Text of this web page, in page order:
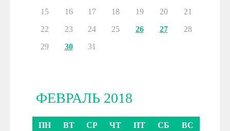
15
16 17 18 19 20
21
22
23 24 25 26 27
28
29
30 31
ФЕВРАЛЬ 2018
ПН ВТ СР ЧТ ПТ СБ ВС